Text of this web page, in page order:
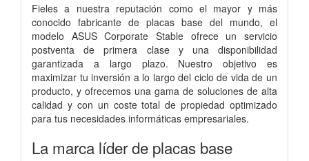
Fieles a nuestra reputación como el mayor y más
conocido fabricante de placas base del mundo, el
modelo ASUS Corporate Stable ofrece un servicio
postventa de primera clase y una disponibilidad
garantizada a largo plazo. Nuestro objetivo es
maximizar tu inversión a lo largo del ciclo de vida de un
producto, y ofrecemos una gama de soluciones de alta
calidad y con un coste total de propiedad optimizado
para tus necesidades informáticas empresariales.
La marca líder de placas base